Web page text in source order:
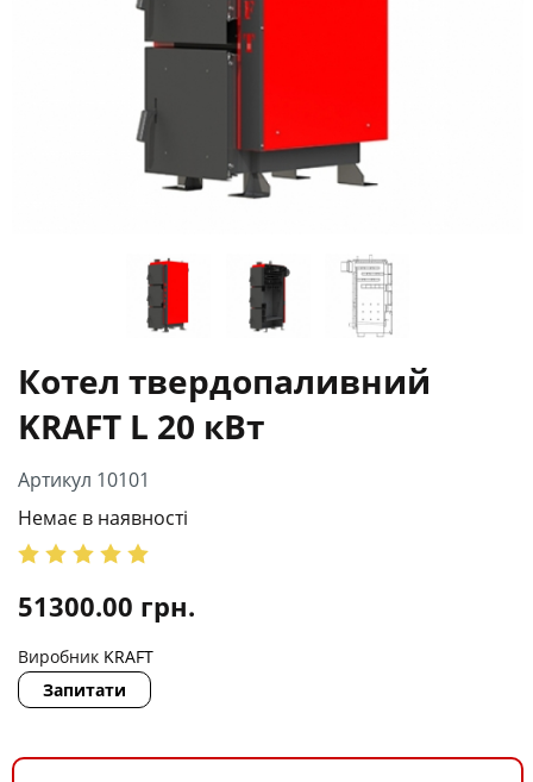
Котел твердопаливний
KRAFT L 20 кВт
Артикул 10101
Немає в наявності
51300.00 грн.
Виробник KRAFT
Запитати